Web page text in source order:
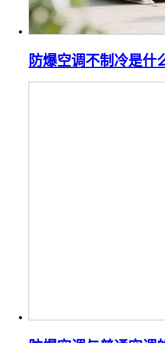
防爆空调不制冷是什